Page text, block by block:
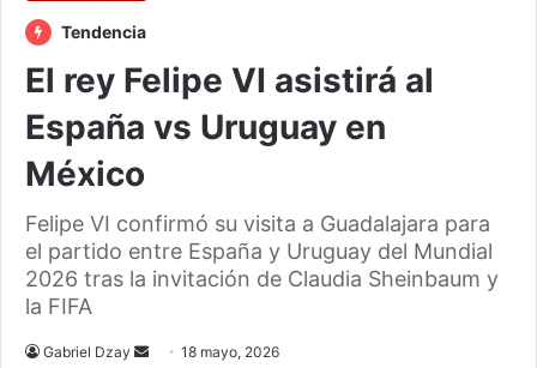
Tendencia
El rey Felipe VI asistirá al
España vs Uruguay en
México
Felipe VI confirmó su visita a Guadalajara para
el partido entre España y Uruguay del Mundial
2026 tras la invitación de Claudia Sheinbaum y
la FIFA
Gabriel Dzay
Send18 mayo, 2026